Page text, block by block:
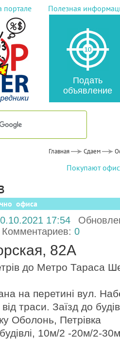
портале Полезная
Подать
объявление
Главная Сдаем
Покупают
офиса
17:54
Комментариев: 0
82А
до Метро Тараса
на перетині вул.
траси. Заїзд до
Оболонь, Петрівка
будівлі, 10м/2 -20м/2-